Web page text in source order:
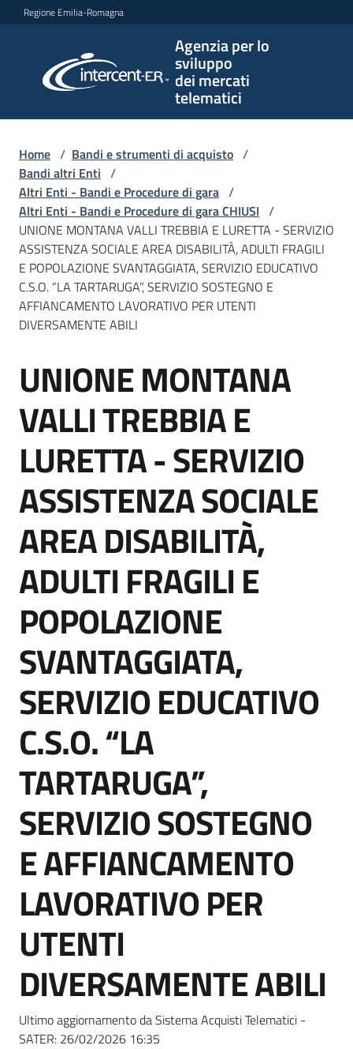
Vai al contenuto
Vai alla navigazione
Vai al footer
Regione Emilia-Romagna
Agenzia per lo
sviluppo
dei mercati
telematici
per lo
sviluppo
telematici
L'Agenzia
Bandi
e
strumenti
acquisto
Supporto
Piattaforme
telematiche
English
site
Seguici
su
Home / Bandi e strumenti di acquisto /
Bandi altri Enti /
Altri Enti - Bandi e Procedure di gara /
Altri Enti - Bandi e Procedure di gara CHIUSI /
UNIONE MONTANA VALLI TREBBIA E LURETTA - SERVIZIO
ASSISTENZA SOCIALE AREA DISABILITÀ, ADULTI FRAGILI
E POPOLAZIONE SVANTAGGIATA, SERVIZIO EDUCATIVO
C.S.O. “LA TARTARUGA”, SERVIZIO SOSTEGNO E
AFFIANCAMENTO LAVORATIVO PER UTENTI
DIVERSAMENTE ABILI
Salta al contenuto
UNIONE MONTANA
VALLI TREBBIA E
LURETTA - SERVIZIO
ASSISTENZA SOCIALE
AREA DISABILITÀ,
ADULTI FRAGILI E
POPOLAZIONE
SVANTAGGIATA,
SERVIZIO EDUCATIVO
C.S.O. “LA
TARTARUGA”,
SERVIZIO SOSTEGNO
E AFFIANCAMENTO
LAVORATIVO PER
UTENTI
DIVERSAMENTE ABILI
Ultimo aggiornamento da Sistema Acquisti Telematici -
SATER: 26/02/2026 16:35